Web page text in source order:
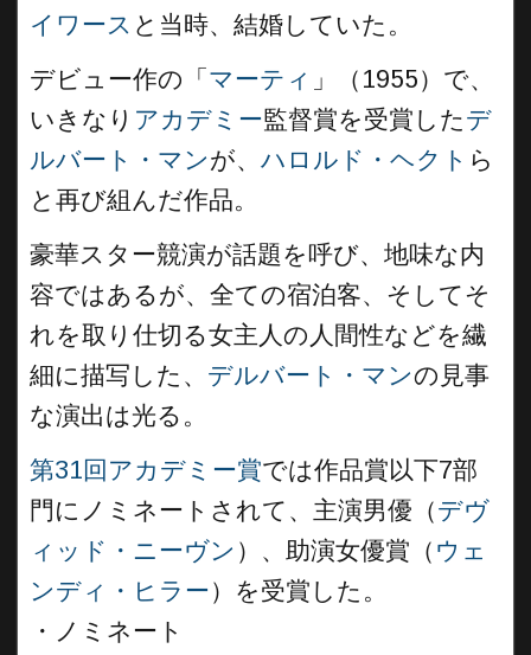
イワース と当時、結婚していた。
デビュー作の「 マーティ 」（1955）で、
いきなり アカデミー監督賞を受賞したデ
ルバート・マンが、 ハロルド・ヘクト ら
と再び組んだ作品。
豪華スター競演が話題を呼び、地味な内
容ではあるが、全ての宿泊客、そしてそ
れを取り仕切る女主人の人間性などを繊
細に描写した、 デルバート・マンの見事
な演出は光る。
第31回アカデミー賞では作品賞以下7部
門にノミネートされて、主演男優（デヴ
ィッド・ニーヴン ）、助演女優賞（ ウェ
ンディ・ヒラー）を受賞した。
・ノミネート